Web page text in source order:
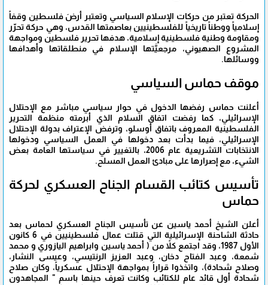
الحركة تعتبر من حركات الإسلام السياسي وتعتبر أرضَ فلسطين وقفاً
إسلامياً ووطناً تاريخياً للفلسطينيين بعاصمتها القدس، وهي حركة تحرّر
ومقاومة وطنية فلسطينية إسلامية، هدفها تحرير فلسطين ومواجهة
المشروع الصهيوني، مرجعيَّتها الإسلام في منطلقاتها وأهدافها
ووسائلها.
موقف حماس السياسي
أعلنت حماس رفضها الدخول في حوار سياسي مباشر مع الإحتلال
الإسرائيلي، كما رفضت اتفاق السلام الذي أبرمته منظمة التحرير
الفلسطينية المعروف باتفاق أوسلو، وترفض الإعتراف بدولة الإحتلال
الإسرائيلي، فيما بدأت بعد دخولها في العمل السياسي ودخولها
الانتخابات التشريعية عام 2006، بالتغيير في سياستها العامة بعض
الشيء، مع إصرارها على مبادئ العمل المسلح.
تأسيس كتائب القسام الجناح العسكري لحركة
حماس
أعلن الشيخ أحمد ياسين عن تأسيس الجناح العسكري لحماس بعد
حادثة الشاحنة الإسرائيلية التي قتلت عمال فلسطينيين في 6 كانون
الأول 1987، وقد اجتمع كلاً من ( أحمد ياسين وابراهيم اليازوري و محمد
شمعة، وعبد الفتاح دخان، وعبد العزيز الرنتيسي، وعيسى النشار،
وصلاح شحادة)، واتخذوا قراراً بمواجهة الإحتلال عسكرياً، وكان صلاح
شحادة أول قائد عام للكتائب وكانت تعرف حينها باسم " المجاهدون